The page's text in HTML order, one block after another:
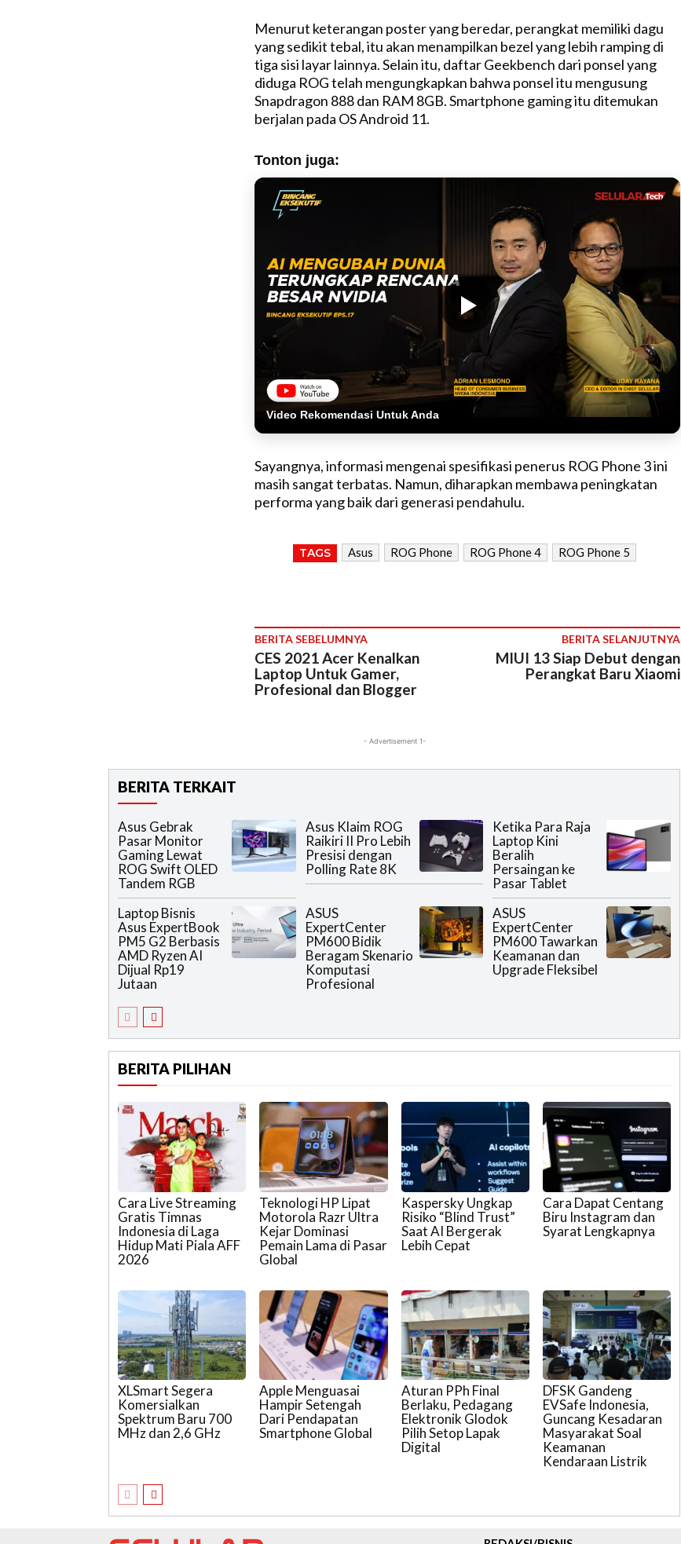
Menurut keterangan poster yang beredar, perangkat memiliki dagu
yang sedikit tebal, itu akan menampilkan bezel yang lebih ramping di
tiga sisi layar lainnya. Selain itu, daftar Geekbench dari ponsel yang
diduga ROG telah mengungkapkan bahwa ponsel itu mengusung
Snapdragon 888 dan RAM 8GB. Smartphone gaming itu ditemukan
berjalan pada OS Android 11.
Tonton juga:
Video Rekomendasi Untuk Anda
Sayangnya, informasi mengenai spesifikasi penerus ROG Phone 3 ini
masih sangat terbatas. Namun, diharapkan membawa peningkatan
performa yang baik dari generasi pendahulu.
TAGS Asus ROG Phone ROG Phone 4 ROG Phone 5
BERITA SEBELUMNYA
CES 2021 Acer Kenalkan
Laptop Untuk Gamer,
Profesional dan Blogger
BERITA SELANJUTNYA
MIUI 13 Siap Debut dengan
Perangkat Baru Xiaomi
- Advertisement 1-
BERITA TERKAIT
Asus Gebrak
Pasar Monitor
Gaming Lewat
ROG Swift OLED
Tandem RGB
Asus Klaim ROG
Raikiri II Pro Lebih
Presisi dengan
Polling Rate 8K
Ketika Para Raja
Laptop Kini
Beralih
Persaingan ke
Pasar Tablet
Laptop Bisnis
Asus ExpertBook
PM5 G2 Berbasis
AMD Ryzen AI
Dijual Rp19
Jutaan
ASUS
ExpertCenter
PM600 Bidik
Beragam Skenario
Komputasi
Profesional
ASUS
ExpertCenter
PM600 Tawarkan
Keamanan dan
Upgrade Fleksibel
BERITA PILIHAN
Cara Live Streaming
Gratis Timnas
Indonesia di Laga
Hidup Mati Piala AFF
2026
Teknologi HP Lipat
Motorola Razr Ultra
Kejar Dominasi
Pemain Lama di Pasar
Global
Kaspersky Ungkap
Risiko “Blind Trust”
Saat AI Bergerak
Lebih Cepat
Cara Dapat Centang
Biru Instagram dan
Syarat Lengkapnya
XLSmart Segera
Komersialkan
Spektrum Baru 700
MHz dan 2,6 GHz
Apple Menguasai
Hampir Setengah
Dari Pendapatan
Smartphone Global
Aturan PPh Final
Berlaku, Pedagang
Elektronik Glodok
Pilih Setop Lapak
Digital
DFSK Gandeng
EVSafe Indonesia,
Guncang Kesadaran
Masyarakat Soal
Keamanan
Kendaraan Listrik